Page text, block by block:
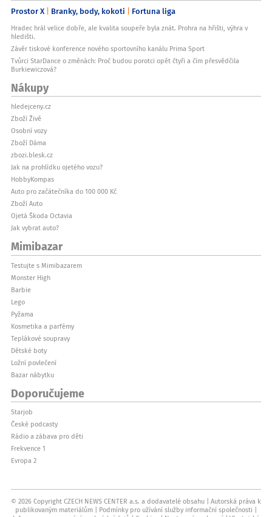
Prostor X Branky, body, kokoti Fortuna liga
Hradec hrál velice dobře, ale kvalita soupeře byla znát. Prohra na hřišti, výhra v
hledišti.
Závěr tiskové konference nového sportovního kanálu Prima Sport
Tvůrci StarDance o změnách: Proč budou porotci opět čtyři a čím přesvědčila
Burkiewiczová?
Nákupy
hledejceny.cz
Zboží Živě
Osobní vozy
Zboží Dáma
zbozi.blesk.cz
Jak na prohlídku ojetého vozu?
HobbyKompas
Auto pro začátečníka do 100 000 Kč
Zboží Auto
Ojetá Škoda Octavia
Jak vybrat auto?
Mimibazar
Testujte s Mimibazarem
Monster High
Barbie
Lego
Pyžama
Kosmetika a parfémy
Teplákové soupravy
Dětské boty
Ložní povlečení
Bazar nábytku
Doporučujeme
Starjob
České podcasty
Rádio a zábava pro děti
Frekvence 1
Evropa 2
© 2026 Copyright CZECH NEWS CENTER a.s. a dodavatelé obsahu
Autorská práva k
publikovaným materiálům
Podmínky pro užívání služby informační společnosti